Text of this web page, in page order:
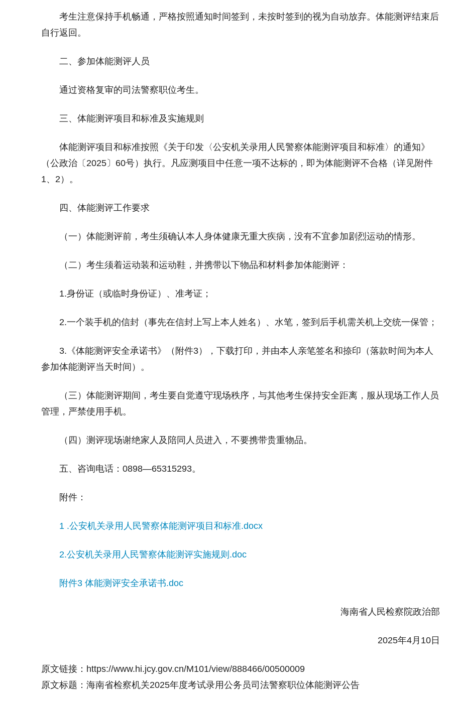
考生注意保持手机畅通，严格按照通知时间签到，未按时签到的视为自动放弃。体能测评结束后
自行返回。
二、参加体能测评人员
通过资格复审的司法警察职位考生。
三、体能测评项目和标准及实施规则
体能测评项目和标准按照《关于印发〈公安机关录用人民警察体能测评项目和标准〉的通知》
（公政治〔2025〕60号）执行。凡应测项目中任意一项不达标的，即为体能测评不合格（详见附件
1、2）。
四、体能测评工作要求
（一）体能测评前，考生须确认本人身体健康无重大疾病，没有不宜参加剧烈运动的情形。
（二）考生须着运动装和运动鞋，并携带以下物品和材料参加体能测评：
1.身份证（或临时身份证）、准考证；
2.一个装手机的信封（事先在信封上写上本人姓名）、水笔，签到后手机需关机上交统一保管；
3.《体能测评安全承诺书》（附件3），下载打印，并由本人亲笔签名和捺印（落款时间为本人
参加体能测评当天时间）。
（三）体能测评期间，考生要自觉遵守现场秩序，与其他考生保持安全距离，服从现场工作人员
管理，严禁使用手机。
（四）测评现场谢绝家人及陪同人员进入，不要携带贵重物品。
五、咨询电话：0898—65315293。
附件：
1 .公安机关录用人民警察体能测评项目和标准.docx
2.公安机关录用人民警察体能测评实施规则.doc
附件3 体能测评安全承诺书.doc
海南省人民检察院政治部
2025年4月10日
原文链接：https://www.hi.jcy.gov.cn/M101/view/888466/00500009
原文标题：海南省检察机关2025年度考试录用公务员司法警察职位体能测评公告